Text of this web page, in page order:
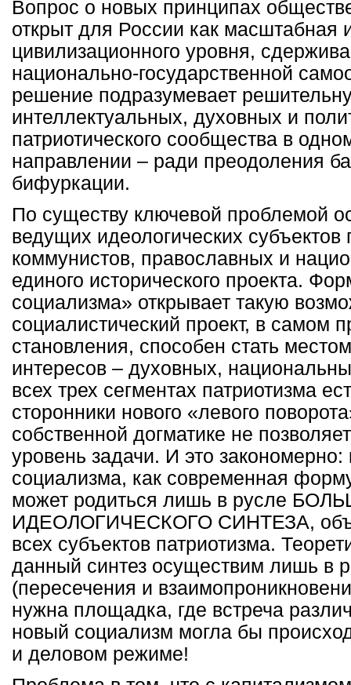
Вопрос о новых принципах
открыт для России как масштабная
цивилизационного уровня,
национально-государственной
решение подразумевает
интеллектуальных, духовных и
патриотического сообщества в
направлении – ради преодоления
бифуркации.
По существу ключевой проблемой
ведущих идеологических субъектов
коммунистов, православных и
единого исторического проекта.
социализма» открывает такую
социалистический проект, в самом
становления, способен стать
интересов – духовных,
всех трех сегментах патриотизма
сторонники нового «левого
собственной догматике не
уровень задачи. И это закономерно:
социализма, как современная
может родиться лишь в русле
ИДЕОЛОГИЧЕСКОГО СИНТЕЗА,
всех субъектов патриотизма.
данный синтез осуществим лишь в
(пересечения и
нужна площадка, где встреча
новый социализм могла бы
и деловом режиме!